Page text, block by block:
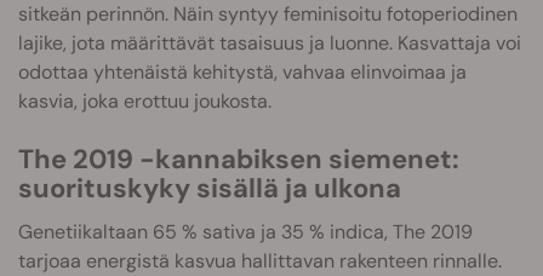
sitkeän perinnön. Näin syntyy feminisoitu fotoperiodinen
lajike, jota määrittävät tasaisuus ja luonne. Kasvattaja voi
odottaa yhtenäistä kehitystä, vahvaa elinvoimaa ja
kasvia, joka erottuu joukosta.
The 2019 -kannabiksen siemenet:
suorituskyky sisällä ja ulkona
Genetiikaltaan 65 % sativa ja 35 % indica, The 2019
tarjoaa energistä kasvua hallittavan rakenteen rinnalle.